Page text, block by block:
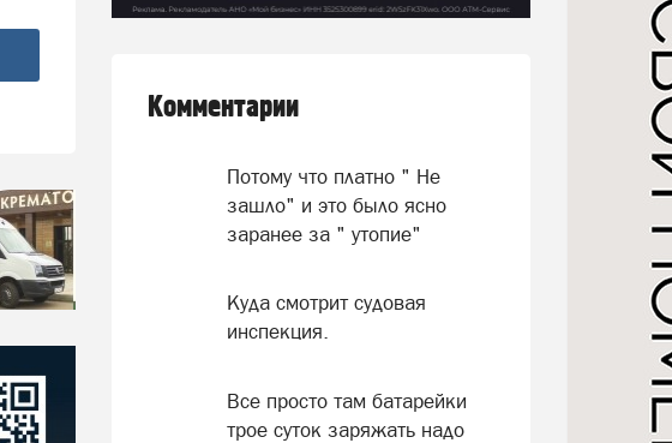
Комментарии
Потому что платно " Не
зашло" и это было ясно
заранее за " утопие"
Куда смотрит судовая
инспекция.
Все просто там батарейки
трое суток заряжать надо